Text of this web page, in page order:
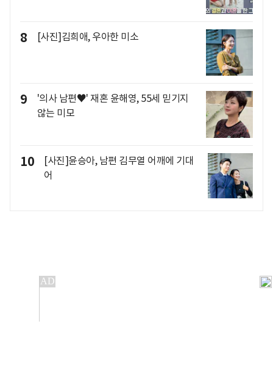
8 [사진]김희애, 우아한 미소
9
'의사 남편♥' 재혼 윤해영, 55세 믿기지
않는 미모
10
[사진]윤승아, 남편 김무열 어깨에 기대
어